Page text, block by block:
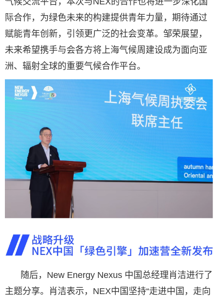
际合作，为绿色未来的构建提供青年力量，期待通过
赋能青年创新，引领更广泛的社会变革。邹荣展望，
未来希望携手与会各方将上海气候周建设成为面向亚
洲、辐射全球的重要气候合作平台。
随后，New Energy Nexus 中国总经理肖洁进行了
主题分享。肖洁表示，NEX中国坚持“走进中国，走向